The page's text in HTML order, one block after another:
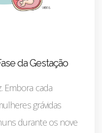
da Gestação
Embora cada
grávidas
durante os nove